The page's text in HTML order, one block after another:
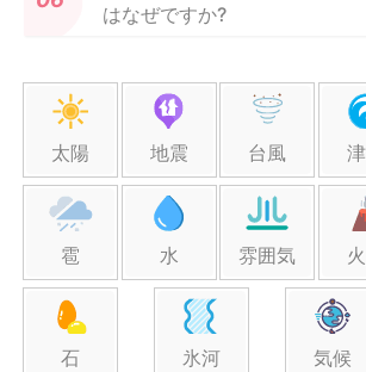
はなぜですか?
太陽 地震 台風
雹 水 雰囲気
石 氷河 気候